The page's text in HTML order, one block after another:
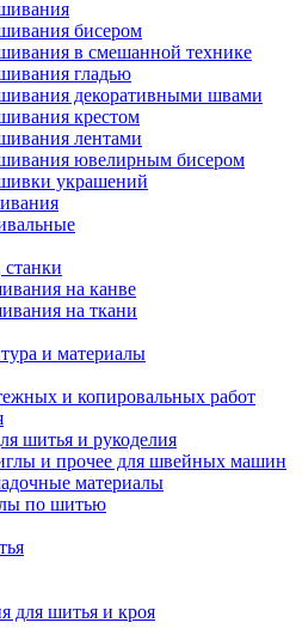
бисером
в смешанной технике
гладью
декоративными швами
крестом
лентами
ювелирным бисером
украшений
на канве
на ткани
и материалы
и копировальных работ
шитья и рукоделия
и прочее для швейных машин
материалы
по шитью
для шитья и кроя